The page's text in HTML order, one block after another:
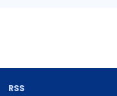
RSS